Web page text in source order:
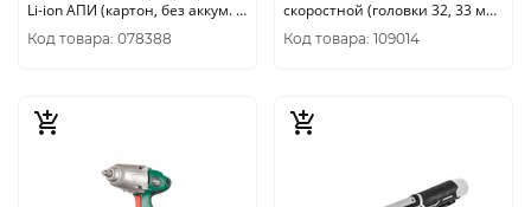
Li-ion АПИ (картон, без аккум. и
ЗУ) 643.1.0.70
Код товара: 078388
скоростной (головки 32, 33 мм)
в кейсе
Код товара: 109014